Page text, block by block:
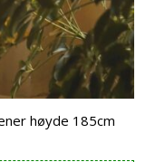
høyde 185cm